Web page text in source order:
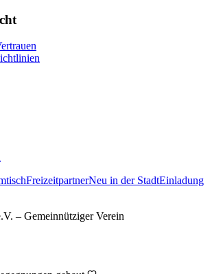
FreizeitpartnerNeu in der StadtEinladung
– Gemeinnütziger Verein